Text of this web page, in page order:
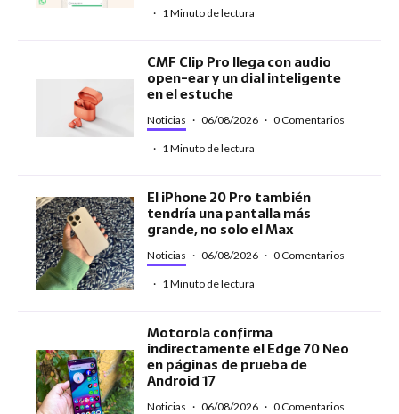
· 1 Minuto de lectura
CMF Clip Pro llega con audio
open-ear y un dial inteligente
en el estuche
Noticias · 06/08/2026 · 0 Comentarios
· 1 Minuto de lectura
El iPhone 20 Pro también
tendría una pantalla más
grande, no solo el Max
Noticias · 06/08/2026 · 0 Comentarios
· 1 Minuto de lectura
Motorola confirma
indirectamente el Edge 70 Neo
en páginas de prueba de
Android 17
Noticias · 06/08/2026 · 0 Comentarios